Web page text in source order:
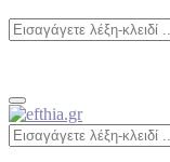
Search
Primary
Menu
Search
for: